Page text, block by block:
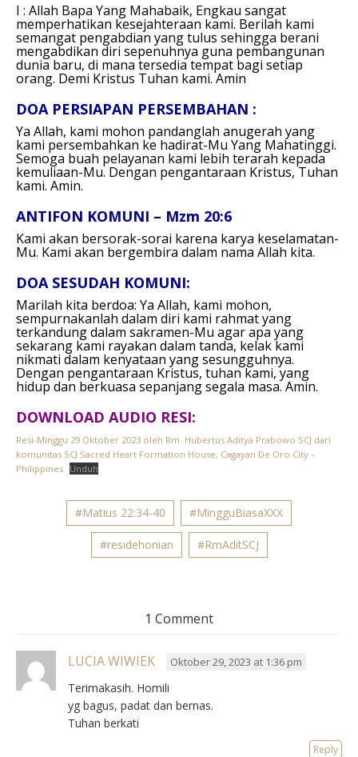
I : Allah Bapa Yang Mahabaik, Engkau sangat
memperhatikan kesejahteraan kami. Berilah kami
semangat pengabdian yang tulus sehingga berani
mengabdikan diri sepenuhnya guna pembangunan
dunia baru, di mana tersedia tempat bagi setiap
orang. Demi Kristus Tuhan kami.Amin
DOA PERSIAPAN PERSEMBAHAN :
Ya Allah, kami mohon pandanglah anugerah yang
kami persembahkan ke hadirat-Mu Yang Mahatinggi.
Semoga buah pelayanan kami lebih terarah kepada
kemuliaan-Mu. Dengan pengantaraan Kristus, Tuhan
kami. Amin.
ANTIFON KOMUNI – Mzm 20:6
Kami akan bersorak-sorai karena karya keselamatan-
Mu. Kami akan bergembira dalam nama Allah kita.
DOA SESUDAH KOMUNI:
Marilah kita berdoa: Ya Allah, kami mohon,
sempurnakanlah dalam diri kami rahmat yang
terkandung dalam sakramen-Mu agar apa yang
sekarang kami rayakan dalam tanda, kelak kami
nikmati dalam kenyataan yang sesungguhnya.
Dengan pengantaraan Kristus, tuhan kami, yang
hidup dan berkuasa sepanjang segala masa.Amin.
DOWNLOAD AUDIO RESI:
Resi-Minggu 29 Oktober 2023 oleh Rm. Hubertus Aditya Prabowo SCJ dari
komunitas SCJ Sacred Heart Formation House, Cagayan De Oro City –
Philippines Unduh
#Matius 22:34-40 #MingguBiasaXXX
#residehonian #RmAditSCJ
1 Comment
LUCIA WIWIEK Oktober 29, 2023 at 1:36 pm
Terimakasih. Homili
yg bagus, padat dan bernas.
Tuhan berkati
Reply